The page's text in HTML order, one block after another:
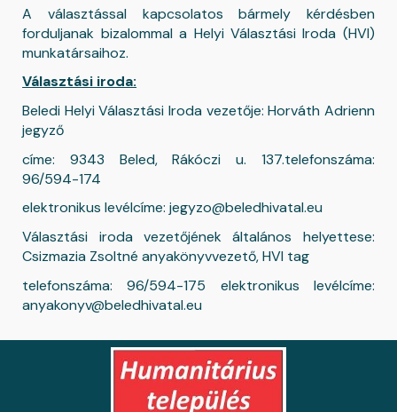
A választással kapcsolatos bármely kérdésben
forduljanak bizalommal a Helyi Választási Iroda (HVI)
munkatársaihoz.
Választási iroda:
Beledi Helyi Választási Iroda vezetője: Horváth Adrienn
jegyző
címe: 9343 Beled, Rákóczi u. 137.telefonszáma:
96/594-174
elektronikus levélcíme: jegyzo@beledhivatal.eu
Választási iroda vezetőjének általános helyettese:
Csizmazia Zsoltné anyakönyvvezető, HVI tag
telefonszáma: 96/594-175 elektronikus levélcíme:
anyakonyv@beledhivatal.eu